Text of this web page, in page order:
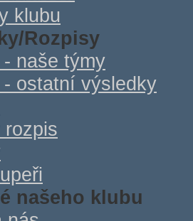
klubu
Rozpisy
naše týmy
ostatní výsledky
rozpis
našeho klubu